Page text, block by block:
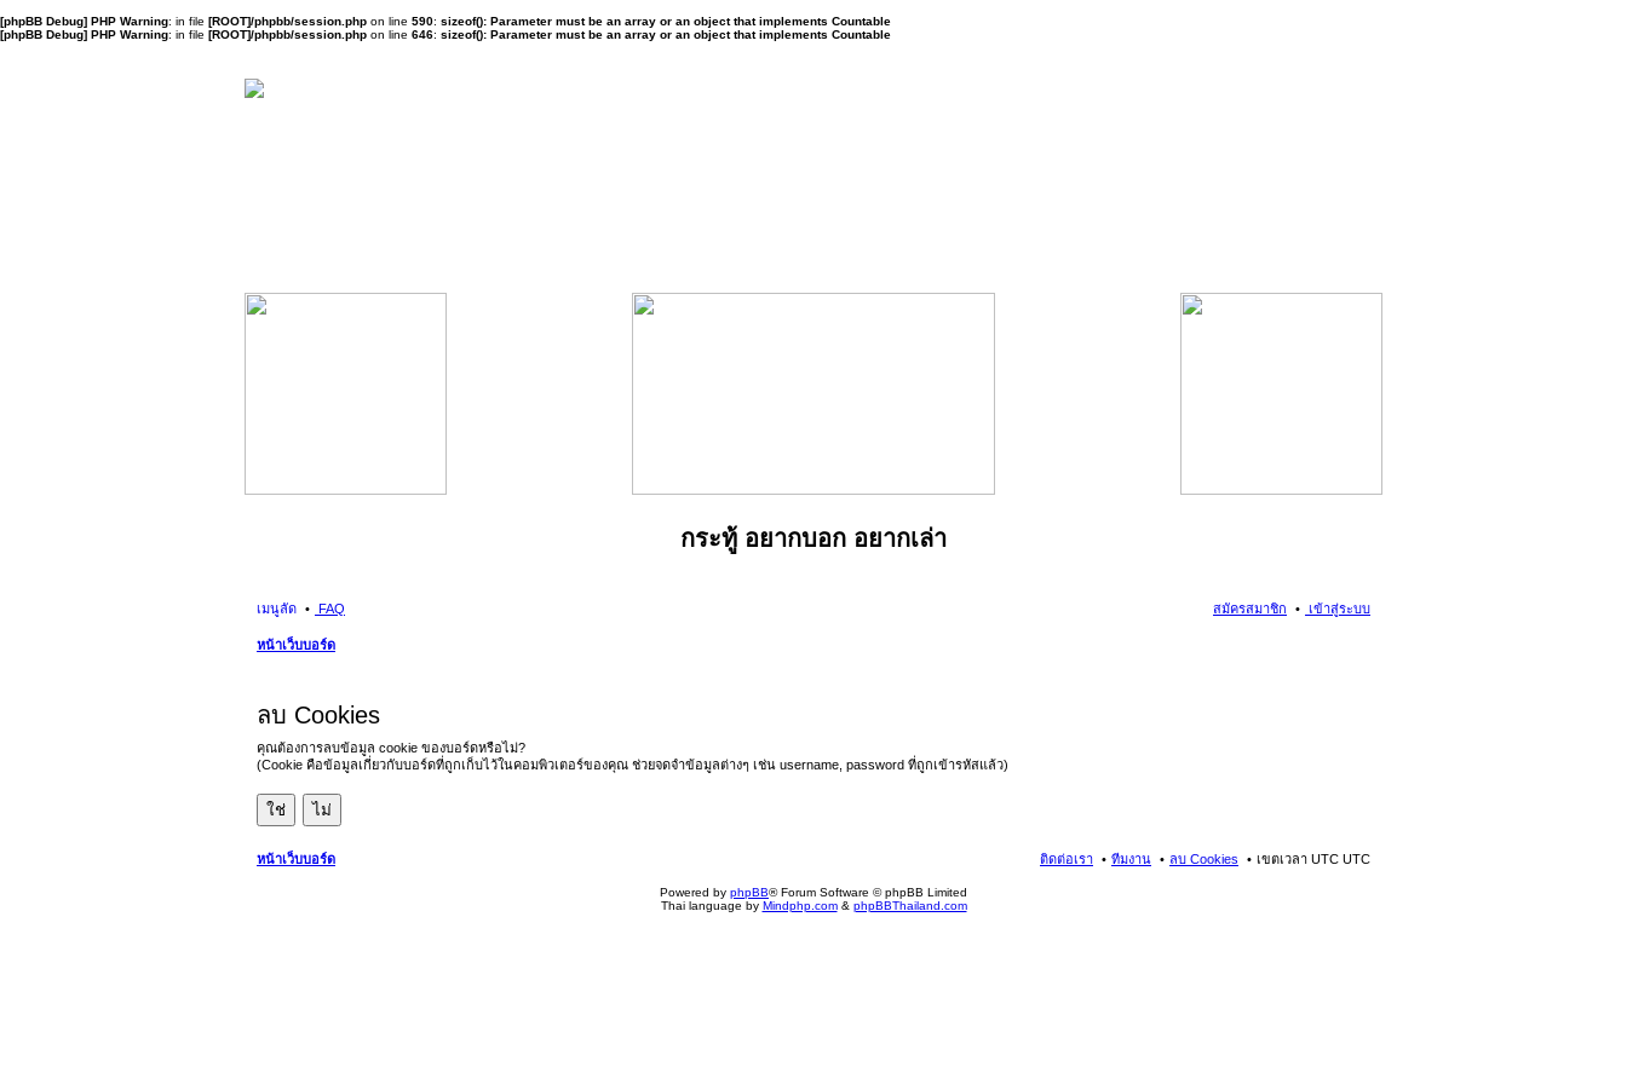
[phpBB Debug] PHP Warning: in file [ROOT]/phpbb/session.php on line 590: sizeof(): Parameter must be an array or an object that implements Countable
[phpBB Debug] PHP Warning: in file [ROOT]/phpbb/session.php on line 646: sizeof(): Parameter must be an array or an object that implements Countable
กระทู้ อยากบอก อยากเล่า
เมนูลัด FAQ เข้าสู่ระบบ
สมัครสมาชิก
หน้าเว็บบอร์ด
ลบ Cookies
คุณต้องการลบข้อมูล cookie ของบอร์ดหรือไม่?
(Cookie คือข้อมูลเกี่ยวกับบอร์ดที่ถูกเก็บไว้ในคอมพิวเตอร์ของคุณ ช่วยจดจำข้อมูลต่างๆ เช่น username, password ที่ถูกเข้ารหัสแล้ว)
หน้าเว็บบอร์ด เขตเวลา UTC UTC
ลบ Cookies
ทีมงาน
ติดต่อเรา
Powered by phpBB® Forum Software © phpBB Limited
Thai language by Mindphp.com& phpBBThailand.com